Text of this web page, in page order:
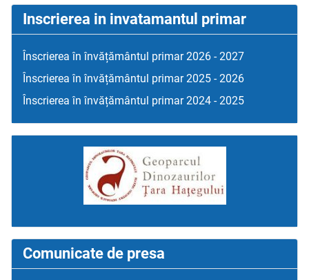
Inscrierea in invatamantul primar
Înscrierea în învățământul primar 2026 - 2027
Înscrierea în învățământul primar 2025 - 2026
Înscrierea în învățământul primar 2024 - 2025
Comunicate de presa